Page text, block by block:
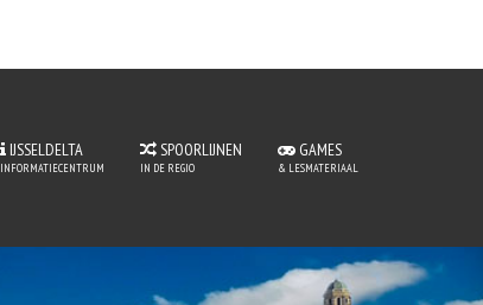
IJSSELDELTA
INFORMATIECENTRUM
SPOORLIJNEN
IN DE REGIO
GAMES
& LESMATERIAAL